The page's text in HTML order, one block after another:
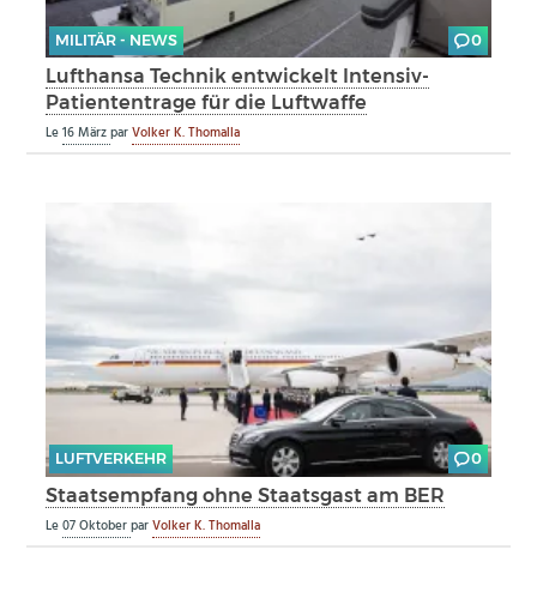
MILITÄR - NEWS 0
Lufthansa Technik entwickelt Intensiv-
Patiententrage für die Luftwaffe
Le16 MärzparVolker K. Thomalla
LUFTVERKEHR 0
Staatsempfang ohne Staatsgast am BER
Le07 OktoberparVolker K. Thomalla